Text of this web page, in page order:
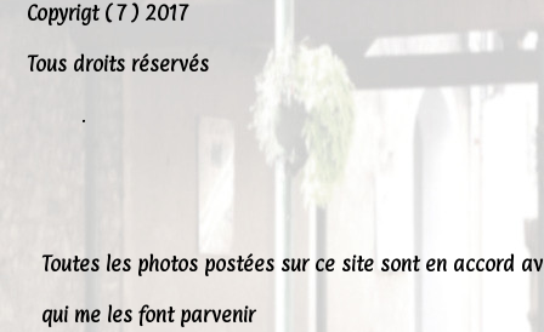
Copyrigt ( 7 ) 2017
Tous droits réservés
.
Toutes les photos postées sur ce site sont en accord
qui me les font parvenir